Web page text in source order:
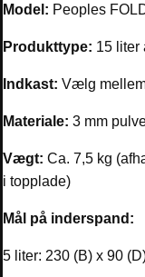
Model: Peoples
Produkttype: 15 liter
Indkast: Vælg
Materiale: 3 mm
Vægt: Ca. 7,5 kg
i topplade)
Mål på inderspand:
5 liter: 230 (B) x 90